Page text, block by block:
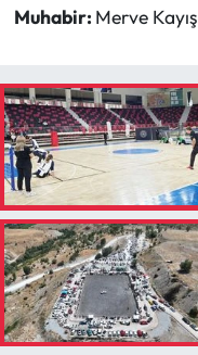
Muhabir: Merve Kayış